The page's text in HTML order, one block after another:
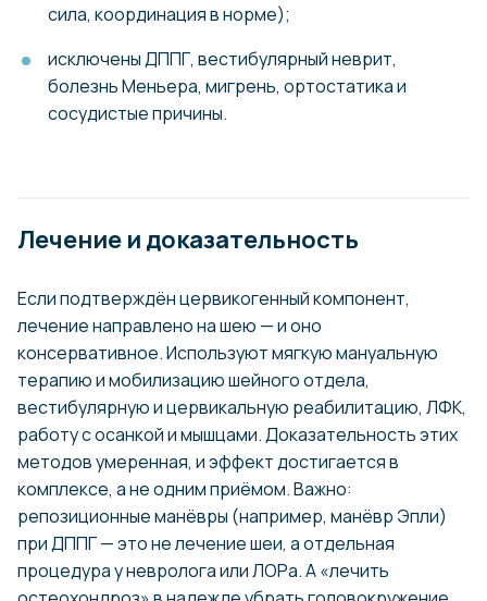
сила, координация в норме);
исключены ДППГ, вестибулярный неврит,
болезнь Меньера, мигрень, ортостатика и
сосудистые причины.
Лечение и доказательность
Если подтверждён цервикогенный компонент,
лечение направлено на шею — и оно
консервативное. Используют мягкую мануальную
терапию и мобилизацию шейного отдела,
вестибулярную и цервикальную реабилитацию, ЛФК,
работу с осанкой и мышцами. Доказательность этих
методов умеренная, и эффект достигается в
комплексе, а не одним приёмом. Важно:
репозиционные манёвры (например, манёвр Эпли)
при ДППГ — это не лечение шеи, а отдельная
процедура у невролога или ЛОРа. А «лечить